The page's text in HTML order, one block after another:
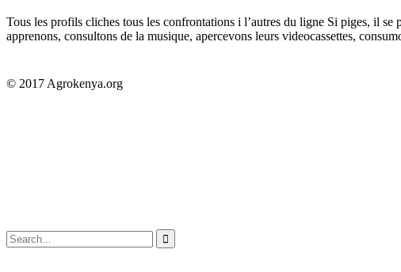
Tous les profils cliches tous les confrontations i l’autres du ligne Si piges, il
apprenons, consultons de la musique, apercevons leurs videocassettes,
© 2017 Agrokenya.org
